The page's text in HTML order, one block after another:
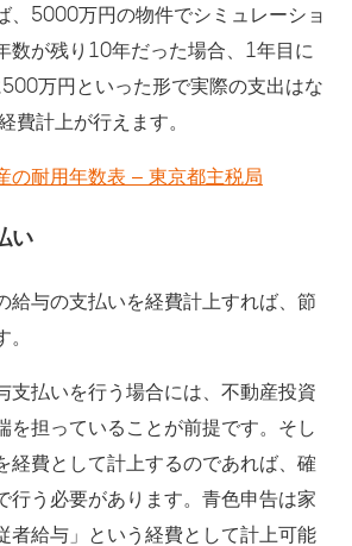
、5000万円の物件でシミュレーショ
数が残り10年だった場合、1年目に
万円といった形で実際の支出はな
費計上が行えます。
の耐用年数表 – 東京都主税局
い
給与の支払いを経費計上すれば、節
支払いを行う場合には、不動産投資
を担っていることが前提です。そし
経費として計上するのであれば、確
行う必要があります。青色申告は家
者給与」という経費として計上可能